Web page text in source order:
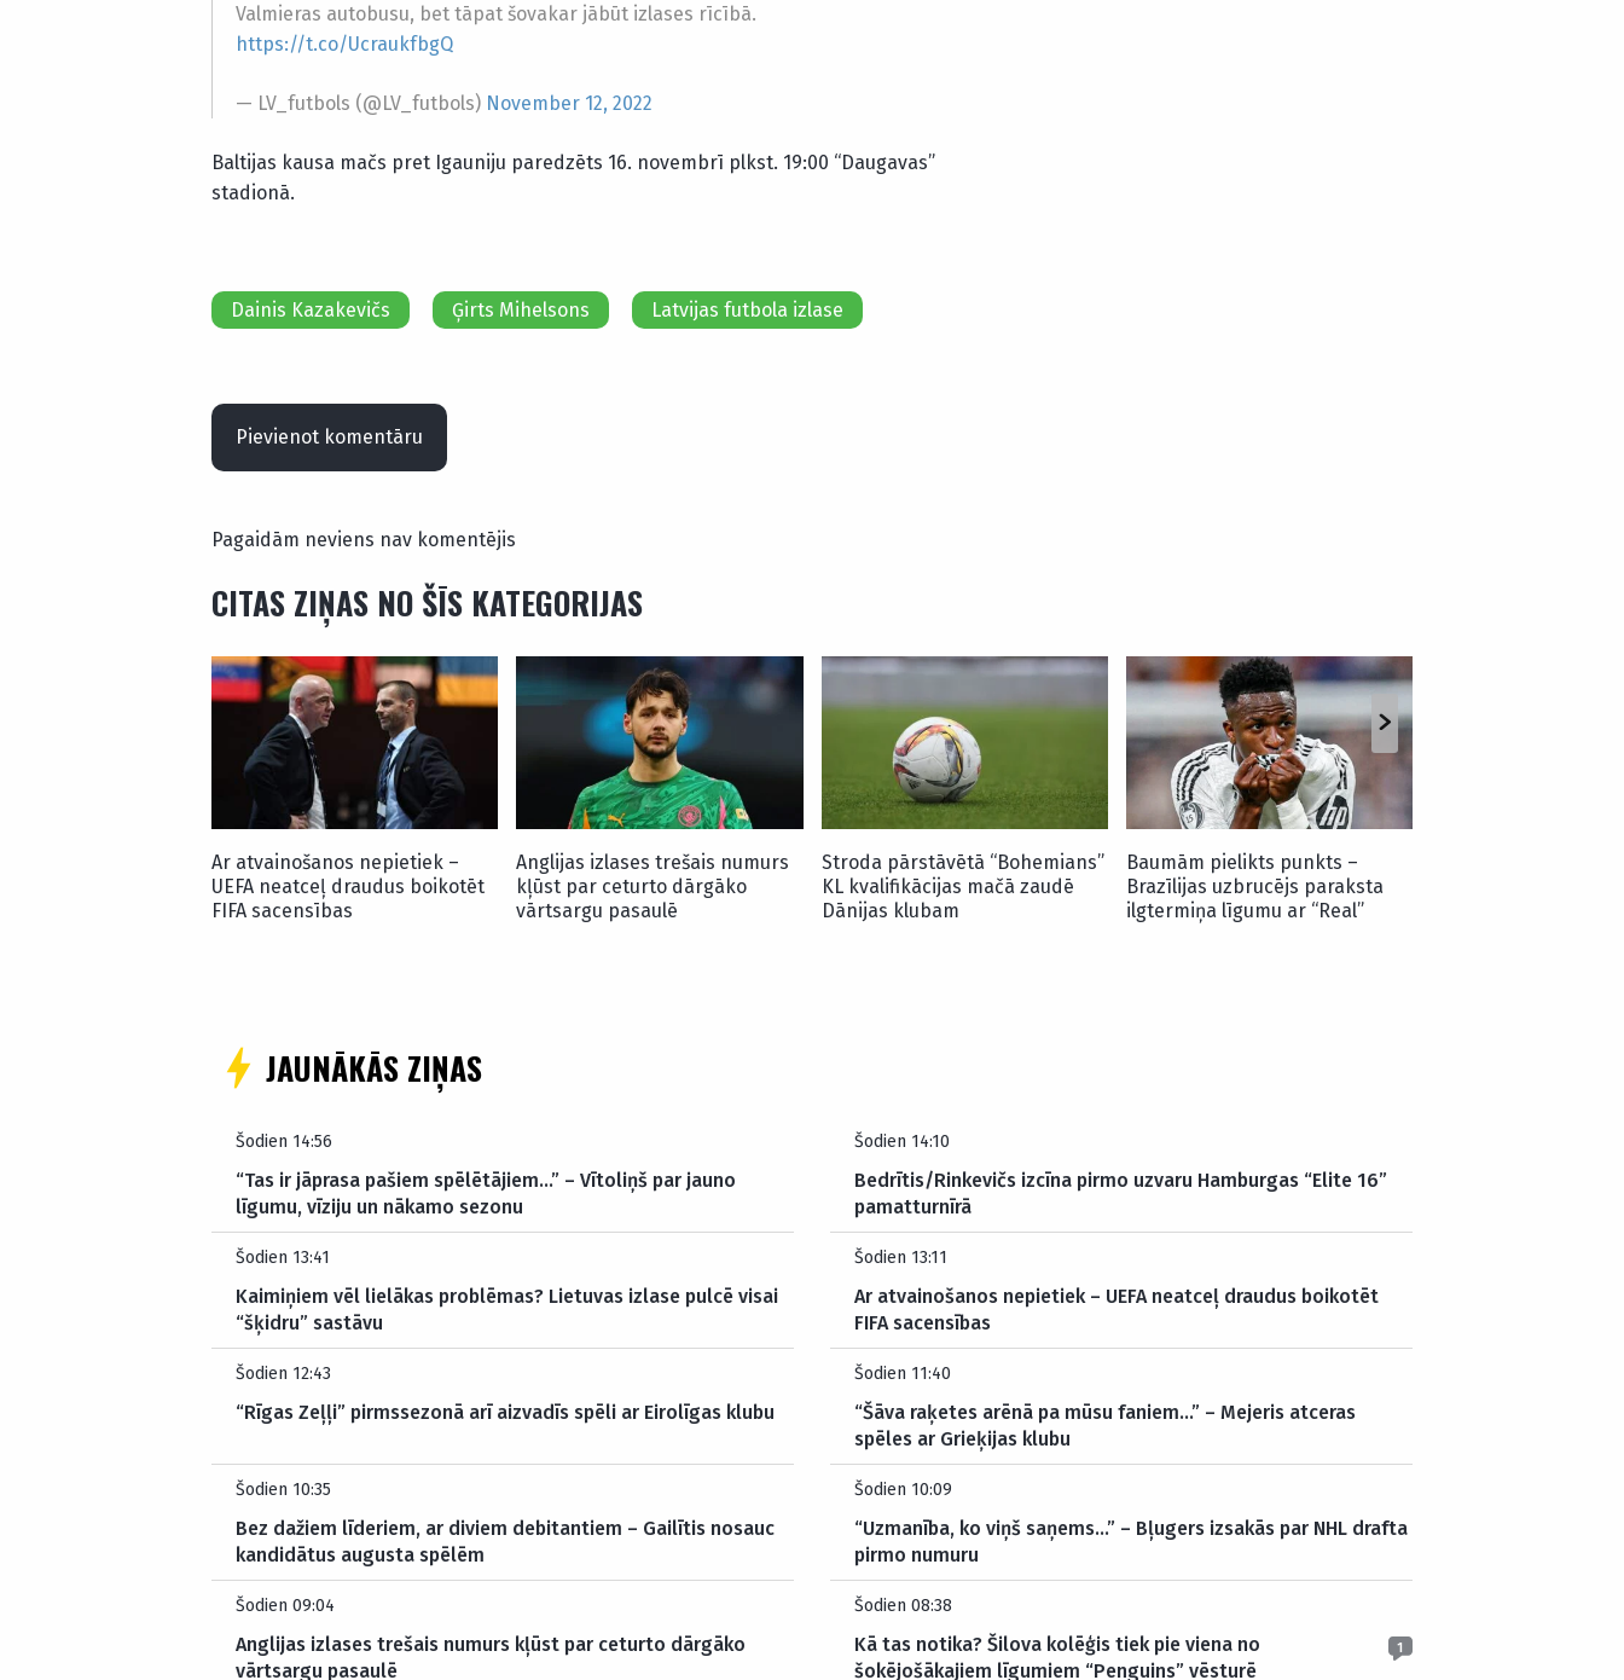
Valmieras autobusu, bet tāpat šovakar jābūt izlases rīcībā.
https://t.co/UcraukfbgQ
— LV_futbols (@LV_futbols) November 12, 2022
Baltijas kausa mačs pret Igauniju paredzēts 16. novembrī plkst. 19:00 “Daugavas”
stadionā.
Dainis Kazakevičs Ģirts Mihelsons Latvijas futbola izlase
Pievienot komentāru
Pagaidām neviens nav komentējis
CITAS ZIŅAS NO ŠĪS KATEGORIJAS
Ar atvainošanos nepietiek –
UEFA neatceļ draudus boikotēt
FIFA sacensības
Anglijas izlases trešais numurs
kļūst par ceturto dārgāko
vārtsargu pasaulē
Stroda pārstāvētā “Bohemians”
KL kvalifikācijas mačā zaudē
Dānijas klubam
Baumām pielikts punkts –
Brazīlijas uzbrucējs paraksta
ilgtermiņa līgumu ar “Real”
JAUNĀKĀS ZIŅAS
Šodien 14:56
“Tas ir jāprasa pašiem spēlētājiem…” – Vītoliņš par jauno
līgumu, vīziju un nākamo sezonu
Šodien 14:10
Bedrītis/Rinkevičs izcīna pirmo uzvaru Hamburgas “Elite 16”
pamatturnīrā
Šodien 13:41
Kaimiņiem vēl lielākas problēmas? Lietuvas izlase pulcē visai
“šķidru” sastāvu
Šodien 13:11
Ar atvainošanos nepietiek – UEFA neatceļ draudus boikotēt
FIFA sacensības
Šodien 12:43
“Rīgas Zeļļi” pirmssezonā arī aizvadīs spēli ar Eirolīgas klubu
Šodien 11:40
“Šāva raķetes arēnā pa mūsu faniem…” – Mejeris atceras
spēles ar Grieķijas klubu
Šodien 10:35
Bez dažiem līderiem, ar diviem debitantiem – Gailītis nosauc
kandidātus augusta spēlēm
Šodien 10:09
“Uzmanība, ko viņš saņems…” – Bļugers izsakās par NHL drafta
pirmo numuru
Šodien 09:04
Anglijas izlases trešais numurs kļūst par ceturto dārgāko
vārtsargu pasaulē
Šodien 08:38
Kā tas notika? Šilova kolēģis tiek pie viena no
šokējošākajiem līgumiem “Penguins” vēsturē
1